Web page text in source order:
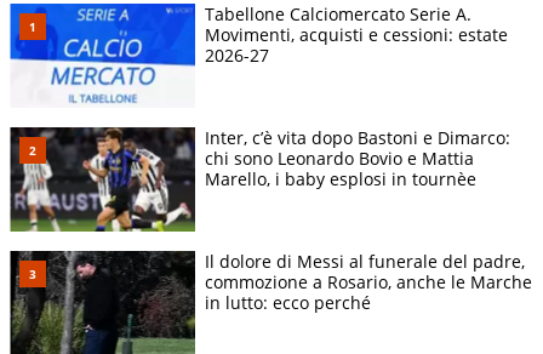
Tabellone Calciomercato Serie A.
Movimenti, acquisti e cessioni: estate
2026-27
Inter, c’è vita dopo Bastoni e Dimarco:
chi sono Leonardo Bovio e Mattia
Marello, i baby esplosi in tournèe
Il dolore di Messi al funerale del padre,
commozione a Rosario, anche le Marche
in lutto: ecco perché